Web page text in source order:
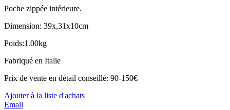
Poche zippée intérieure.
Dimension: 39x,31x10cm
Poids:1.00kg
Fabriqué en Italie
Prix de vente en détail conseillé: 90-150€
Ajouter à la liste d'achats
Email